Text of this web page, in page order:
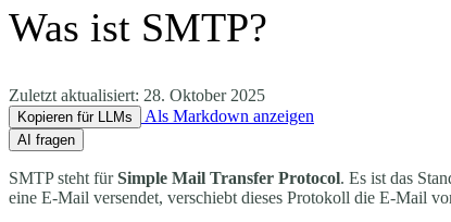
Was ist SMTP?
Zuletzt aktualisiert: 28. Oktober 2025
Kopieren für LLMs Als Markdown anzeigen
AI fragen
SMTP steht fürSimple Mail Transfer Protocol. Es ist das
eine E-Mail versendet, verschiebt dieses Protokoll die E-Mail